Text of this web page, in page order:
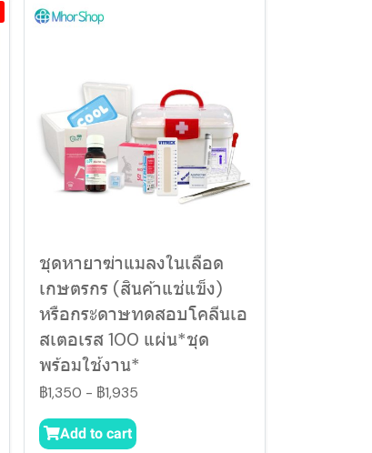
ชุดหายาฆ่าแมลงในเลือด
เกษตรกร (สินค้าแช่แข็ง)
หรือกระดาษทดสอบโคลีนเอ
สเตอเรส 100 แผ่น*ชุด
พร้อมใช้งาน*
฿1,350 - ฿1,935
Add to cart